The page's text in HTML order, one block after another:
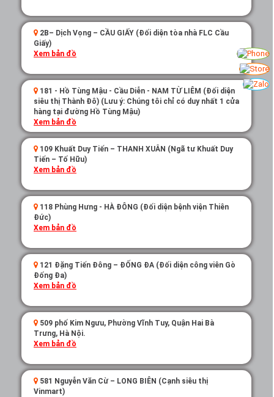
2B– Dịch Vọng – CẦU GIẤY (Đối diện tòa nhà FLC Cầu
Giấy)
Xem bản đồ
181 - Hồ Tùng Mậu - Cầu Diễn - NAM TỪ LIÊM (Đối diện
siêu thị Thành Đô) (Lưu ý: Chúng tôi chỉ có duy nhất 1 cửa
hàng tại đường Hồ Tùng Mậu)
Xem bản đồ
109 Khuất Duy Tiến – THANH XUÂN (Ngã tư Khuất Duy
Tiến – Tố Hữu)
Xem bản đồ
118 Phùng Hưng - HÀ ĐÔNG (Đối diện bệnh viện Thiên
Đức)
Xem bản đồ
121 Đặng Tiến Đông – ĐỐNG ĐA (Đối diện công viên Gò
Đống Đa)
Xem bản đồ
509 phố Kim Ngưu, Phường Vĩnh Tuy, Quận Hai Bà
Trưng, Hà Nội.
Xem bản đồ
581 Nguyễn Văn Cừ – LONG BIÊN (Cạnh siêu thị
Vinmart)